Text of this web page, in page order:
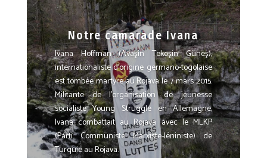
Notre camarade Ivana
Ivana Hoffman (Avaşin Tekoşin Güneş),
internationaliste d’origine germano-togolaise
est tombée martyre au Rojava le 7 mars 2015.
Militante de l’organisation de jeunesse
socialiste Young Struggle en Allemagne,
Ivana combattait au Rojava avec le MLKP
(Parti Communiste Marxiste-léniniste) de
Turquie au Rojava.